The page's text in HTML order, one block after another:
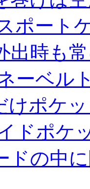
ポート
出時も
ーベル
けポケ
ドポケ
ドの中